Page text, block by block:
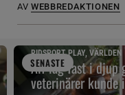
AV WEBBREDAKTIONEN
SENASTE
RIDSPORT PLAY, VÄRLDEN
Alf låg fast i djup
veterinärer kunde